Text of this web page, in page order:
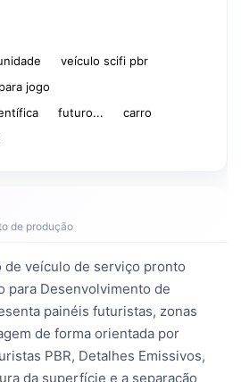
veículo scifi pbr
jogo
futuro...
carro
de produção
de veículo de serviço pronto
para Desenvolvimento de
painéis futuristas, zonas
de forma orientada por
PBR, Detalhes Emissivos,
da superfície e a separação